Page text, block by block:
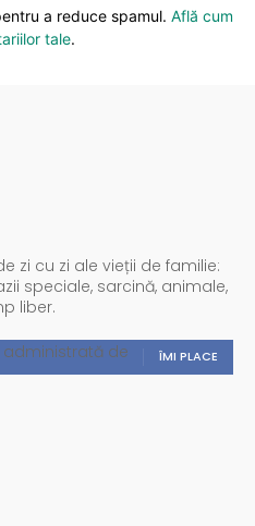
a reduce spamul. Află cum
tale.
zi cu zi ale vieții de familie:
speciale, sarcină, animale,
liber.
ÎMI PLACE
de